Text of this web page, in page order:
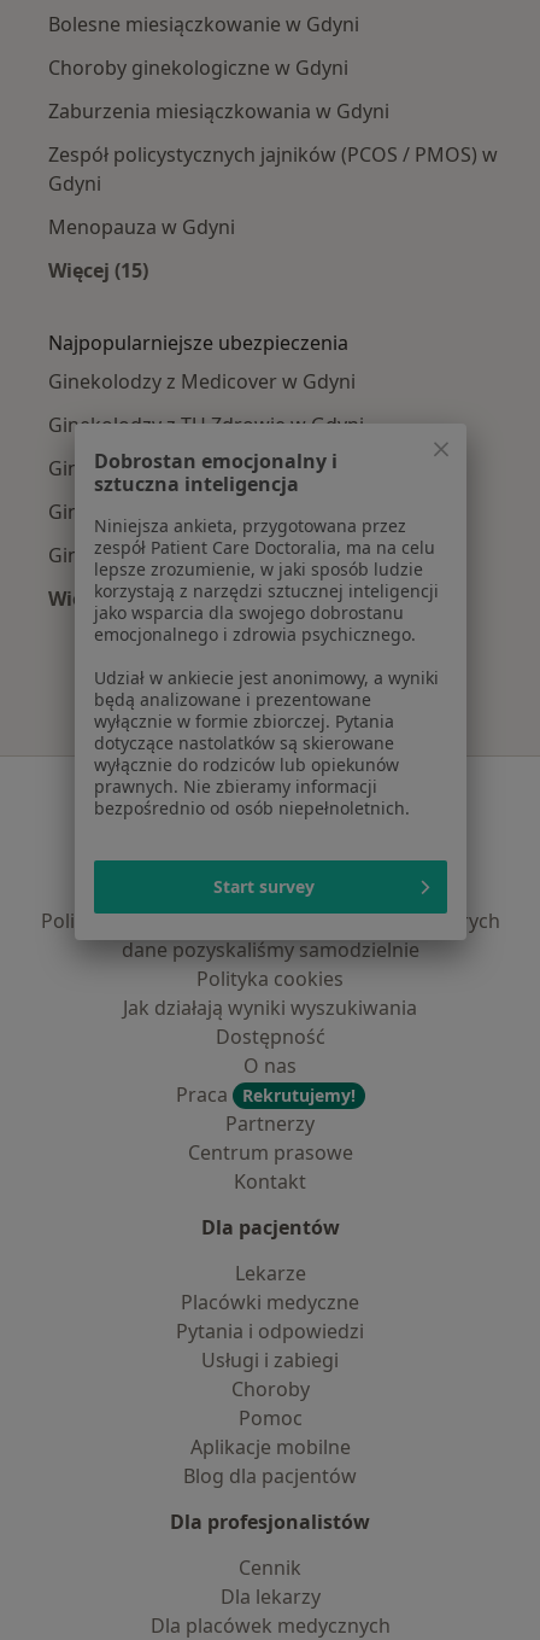
Bolesne miesiączkowanie w Gdyni
Choroby ginekologiczne w Gdyni
Zaburzenia miesiączkowania w Gdyni
Zespół policystycznych jajników (PCOS / PMOS) w
Gdyni
Menopauza w Gdyni
Więcej (15)
Najpopularniejsze ubezpieczenia
Ginekolodzy z Medicover w Gdyni
Ginekolodzy z TU Zdrowie w Gdyni
Ginekolodzy z Allianz w Gdyni
Ginekolodzy z Signal Iduna w Gdyni
Ginekolodzy z Compensa w Gdyni
Więcej (6)
Więcej w kategorii: Najpopularniejsze
Serwis
Polityka prywatności pacjentów
Polityka prywatności profesjonalistów
Polityka prywatności dla profesjonalistów, których
dane pozyskaliśmy samodzielnie
Polityka cookies
Jak działają wyniki wyszukiwania
Dostępność
O nas
Praca
Rekrutujemy!
Partnerzy
Centrum prasowe
Kontakt
Dla pacjentów
Lekarze
Placówki medyczne
Pytania i odpowiedzi
Usługi i zabiegi
Choroby
Pomoc
Aplikacje mobilne
Blog dla pacjentów
Dla profesjonalistów
Cennik
Dla lekarzy
Dla placówek medycznych
Dobrostan emocjonalny i
sztuczna inteligencja
Niniejsza ankieta, przygotowana przez
zespół Patient Care Doctoralia, ma na celu
lepsze zrozumienie, w jaki sposób ludzie
korzystają z narzędzi sztucznej inteligencji
jako wsparcia dla swojego dobrostanu
emocjonalnego i zdrowia psychicznego.
Udział w ankiecie jest anonimowy, a wyniki
będą analizowane i prezentowane
wyłącznie w formie zbiorczej. Pytania
dotyczące nastolatków są skierowane
wyłącznie do rodziców lub opiekunów
prawnych. Nie zbieramy informacji
bezpośrednio od osób niepełnoletnich.
Start survey